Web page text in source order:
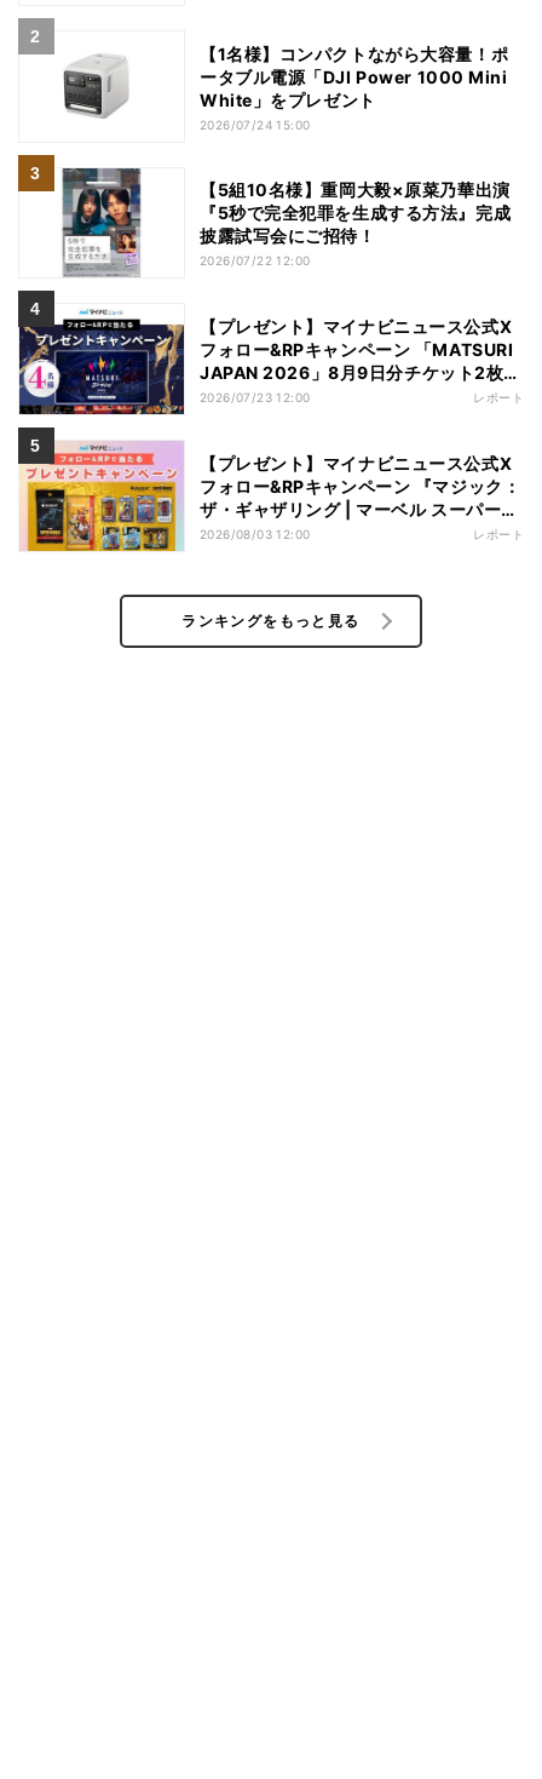
【1名様】コンパクトながら大容量！ポ
ータブル電源「DJI Power 1000 Mini
White」をプレゼント
2026/07/24 15:00
【5組10名様】重岡大毅×原菜乃華出演
『5秒で完全犯罪を生成する方法』完成
披露試写会にご招待！
2026/07/22 12:00
【プレゼント】マイナビニュース公式X
フォロー&RPキャンペーン 「MATSURI
JAPAN 2026」8月9日分チケット2枚
【4名様】
2026/07/23 12:00 レポート
【プレゼント】マイナビニュース公式X
フォロー&RPキャンペーン 『マジック：
ザ・ギャザリング | マーベル スーパー・
ヒーローズ』フィギュア【3名様】
2026/08/03 12:00 レポート
ランキングをもっと見る